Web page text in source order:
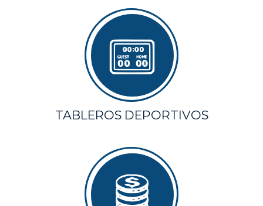
TABLEROS DEPORTIVOS